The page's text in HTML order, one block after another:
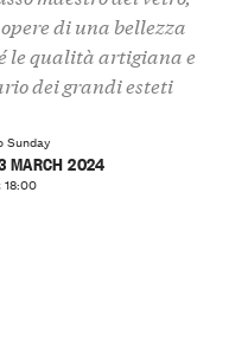
di una bellezza
le qualità artigiana e
dei grandi esteti
Sunday
MARCH 2024